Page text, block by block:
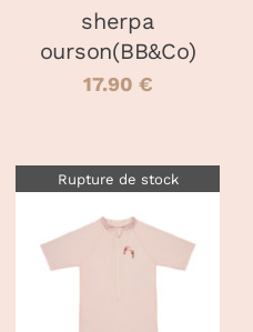
SUR
LA
PAGE
DU
sherpa
ourson(BB&Co)
17.90 €
Rupture de stock